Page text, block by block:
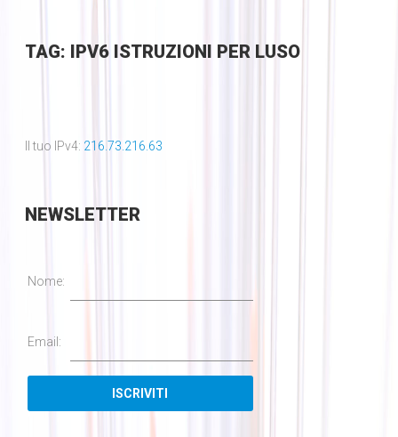
TAG: IPV6 ISTRUZIONI PER LUSO
Il tuo IPv4: 216.73.216.63
NEWSLETTER
Nome:
Email: